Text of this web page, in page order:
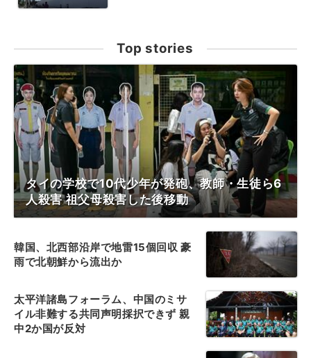
Top stories
タイの学校で10代少年が発砲、教師・生徒ら6
人殺害 祖父母殺害した後移動
韓国、北西部沿岸で地雷15個回収 豪
雨で北朝鮮から流出か
太平洋諸島フォーラム、中国のミサ
イル非難する共同声明採択できず 親
中2か国が反対